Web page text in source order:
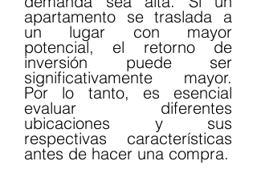
apartamento se traslada a
un lugar con mayor
potencial, el retorno de
inversión puede ser
significativamente mayor.
Por lo tanto, es esencial
evaluar diferentes
ubicaciones y sus
respectivas características
antes de hacer una compra.